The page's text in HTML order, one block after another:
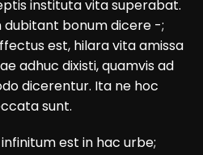
instituta vita superabat.
dubitant bonum dicere -;
est, hilara vita amissa
adhuc dixisti, quamvis ad
dicerentur. Ita ne hoc
sunt.
est in hac urbe;